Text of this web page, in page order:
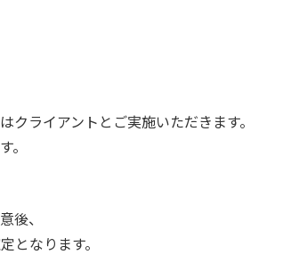
ライアントとご実施いただきます。
。
後、
となります。